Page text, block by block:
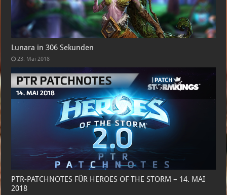
Lunara in 306 Sekunden
23. Mai 2018
PTR-PATCHNOTES FÜR HEROES OF THE STORM – 14. MAI
2018